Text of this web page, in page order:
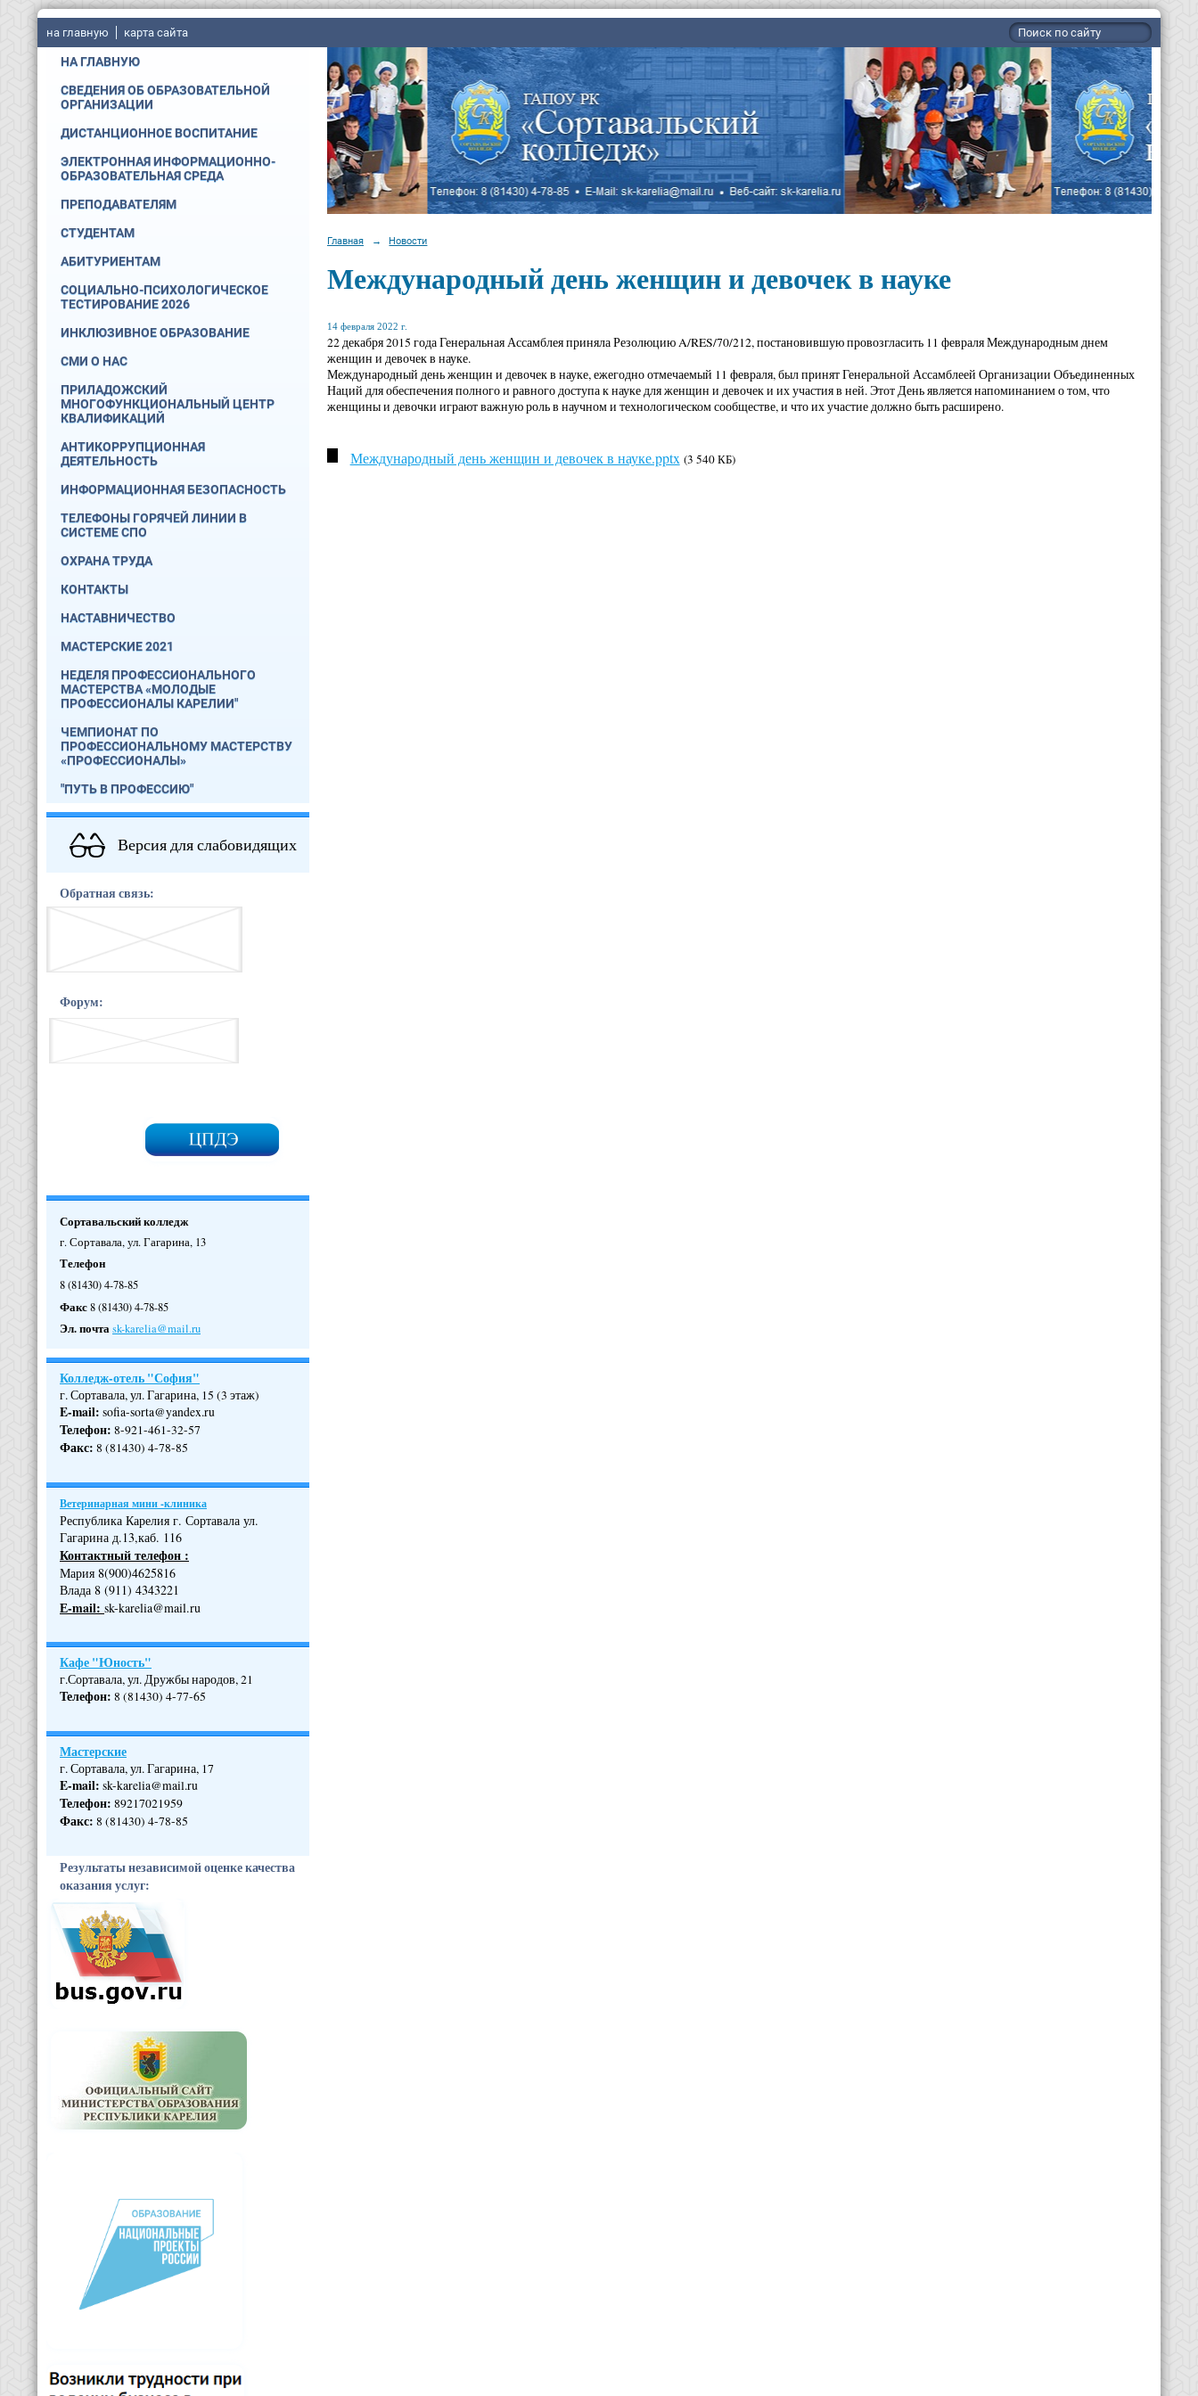
на главную карта сайта
НА ГЛАВНУЮ
СВЕДЕНИЯ ОБ ОБРАЗОВАТЕЛЬНОЙ
ОРГАНИЗАЦИИ
ДИСТАНЦИОННОЕ ВОСПИТАНИЕ
ЭЛЕКТРОННАЯ ИНФОРМАЦИОННО-
ОБРАЗОВАТЕЛЬНАЯ СРЕДА
ПРЕПОДАВАТЕЛЯМ
СТУДЕНТАМ
АБИТУРИЕНТАМ
СОЦИАЛЬНО-ПСИХОЛОГИЧЕСКОЕ
ТЕСТИРОВАНИЕ 2026
ИНКЛЮЗИВНОЕ ОБРАЗОВАНИЕ
СМИ О НАС
ПРИЛАДОЖСКИЙ
МНОГОФУНКЦИОНАЛЬНЫЙ ЦЕНТР
КВАЛИФИКАЦИЙ
АНТИКОРРУПЦИОННАЯ
ДЕЯТЕЛЬНОСТЬ
ИНФОРМАЦИОННАЯ БЕЗОПАСНОСТЬ
ТЕЛЕФОНЫ ГОРЯЧЕЙ ЛИНИИ В
СИСТЕМЕ СПО
ОХРАНА ТРУДА
КОНТАКТЫ
НАСТАВНИЧЕСТВО
МАСТЕРСКИЕ 2021
НЕДЕЛЯ ПРОФЕССИОНАЛЬНОГО
МАСТЕРСТВА «МОЛОДЫЕ
ПРОФЕССИОНАЛЫ КАРЕЛИИ"
ЧЕМПИОНАТ ПО
ПРОФЕССИОНАЛЬНОМУ МАСТЕРСТВУ
«ПРОФЕССИОНАЛЫ»
"ПУТЬ В ПРОФЕССИЮ"
Версия для слабовидящих
Обратная связь:
Форум:
Сортавальский колледж
г. Сортавала, ул. Гагарина, 13
Телефон
8 (81430) 4-78-85
Факс8 (81430) 4-78-85
Эл. почтаsk-karelia@mail.ru
Колледж-отель "София"
г. Сортавала, ул. Гагарина, 15 (3 этаж)
E-mail: sofia-sorta@yandex.ru
Телефон: 8-921-461-32-57
Факс: 8 (81430) 4-78-85
Ветеринарная мини -клиника
Республика Карелия г. Сортавала ул.
Гагарина д.13,каб. 116
Контактный телефон :
Мария 8(900)4625816
Влада 8 (911) 4343221
Е-mail: sk-karelia@mail.ru
Кафе "Юность"
г.Сортавала, ул. Дружбы народов, 21
Телефон: 8 (81430) 4-77-65
Мастерские
г. Сортавала, ул. Гагарина, 17
E-mail: sk-karelia@mail.ru
Телефон: 89217021959
Факс: 8 (81430) 4-78-85
Результаты независимой оценке качества
оказания услуг:
Главная → Новости
Международный день женщин и девочек в науке
14 февраля 2022 г.
22 декабря 2015 года Генеральная Ассамблея приняла Резолюцию A/RES/70/212, постановившую провозгласить 11 февраля Международным днем
женщин и девочек в науке.
Международный день женщин и девочек в науке, ежегодно отмечаемый 11 февраля, был принят Генеральной Ассамблеей Организации Объединенных
Наций для обеспечения полного и равного доступа к науке для женщин и девочек и их участия в ней. Этот День является напоминанием о том, что
женщины и девочки играют важную роль в научном и технологическом сообществе, и что их участие должно быть расширено.
Международный день женщин и девочек в науке.pptx (3 540 КБ)